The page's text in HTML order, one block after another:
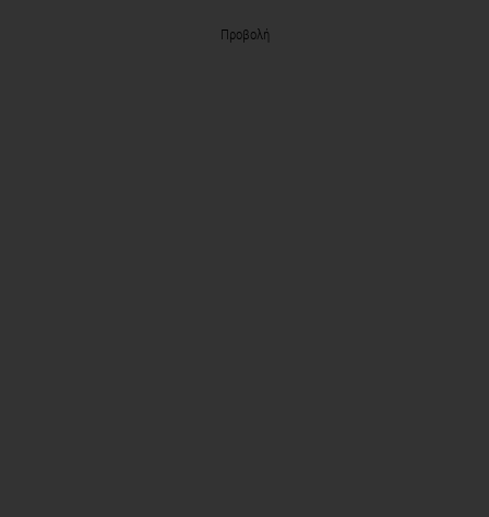
Προβολή